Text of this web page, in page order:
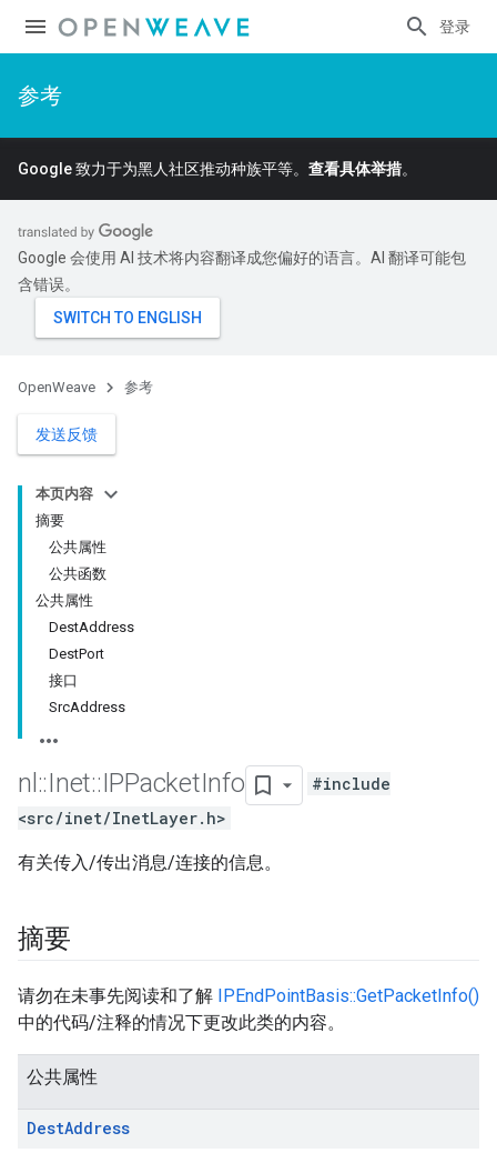
登录
参考
Google 致力于为黑人社区推动种族平等。 查看具体举措。
Google 会使用 AI 技术将内容翻译成您偏好的语言。AI 翻译可能包
含错误。
OpenWeave 参考
发送反馈
本页内容
摘要
公共属性
公共函数
公共属性
DestAddress
DestPort
接口
SrcAddress
nl ::Inet::IPPacketInfo
#include
<src/inet/InetLayer.h>
有关传入/传出消息/连接的信息。
摘要
请勿在未事先阅读和了解 IPEndPointBasis::GetPacketInfo()
中的代码/注释的情况下更改此类的内容。
公共属性
DestAddress